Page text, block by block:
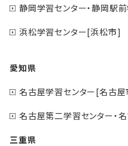
静岡学習センター・静岡駅
浜松学習センター[浜松市]
愛知県
名古屋学習センター[名古屋
名古屋第二学習センター・
三重県